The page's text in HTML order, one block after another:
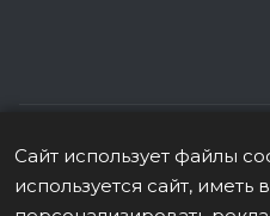
Данные о товаре на сайте
офертой (ст. 437 (2) ГК РФ). ©
Сайт использует файлы
используется сайт,